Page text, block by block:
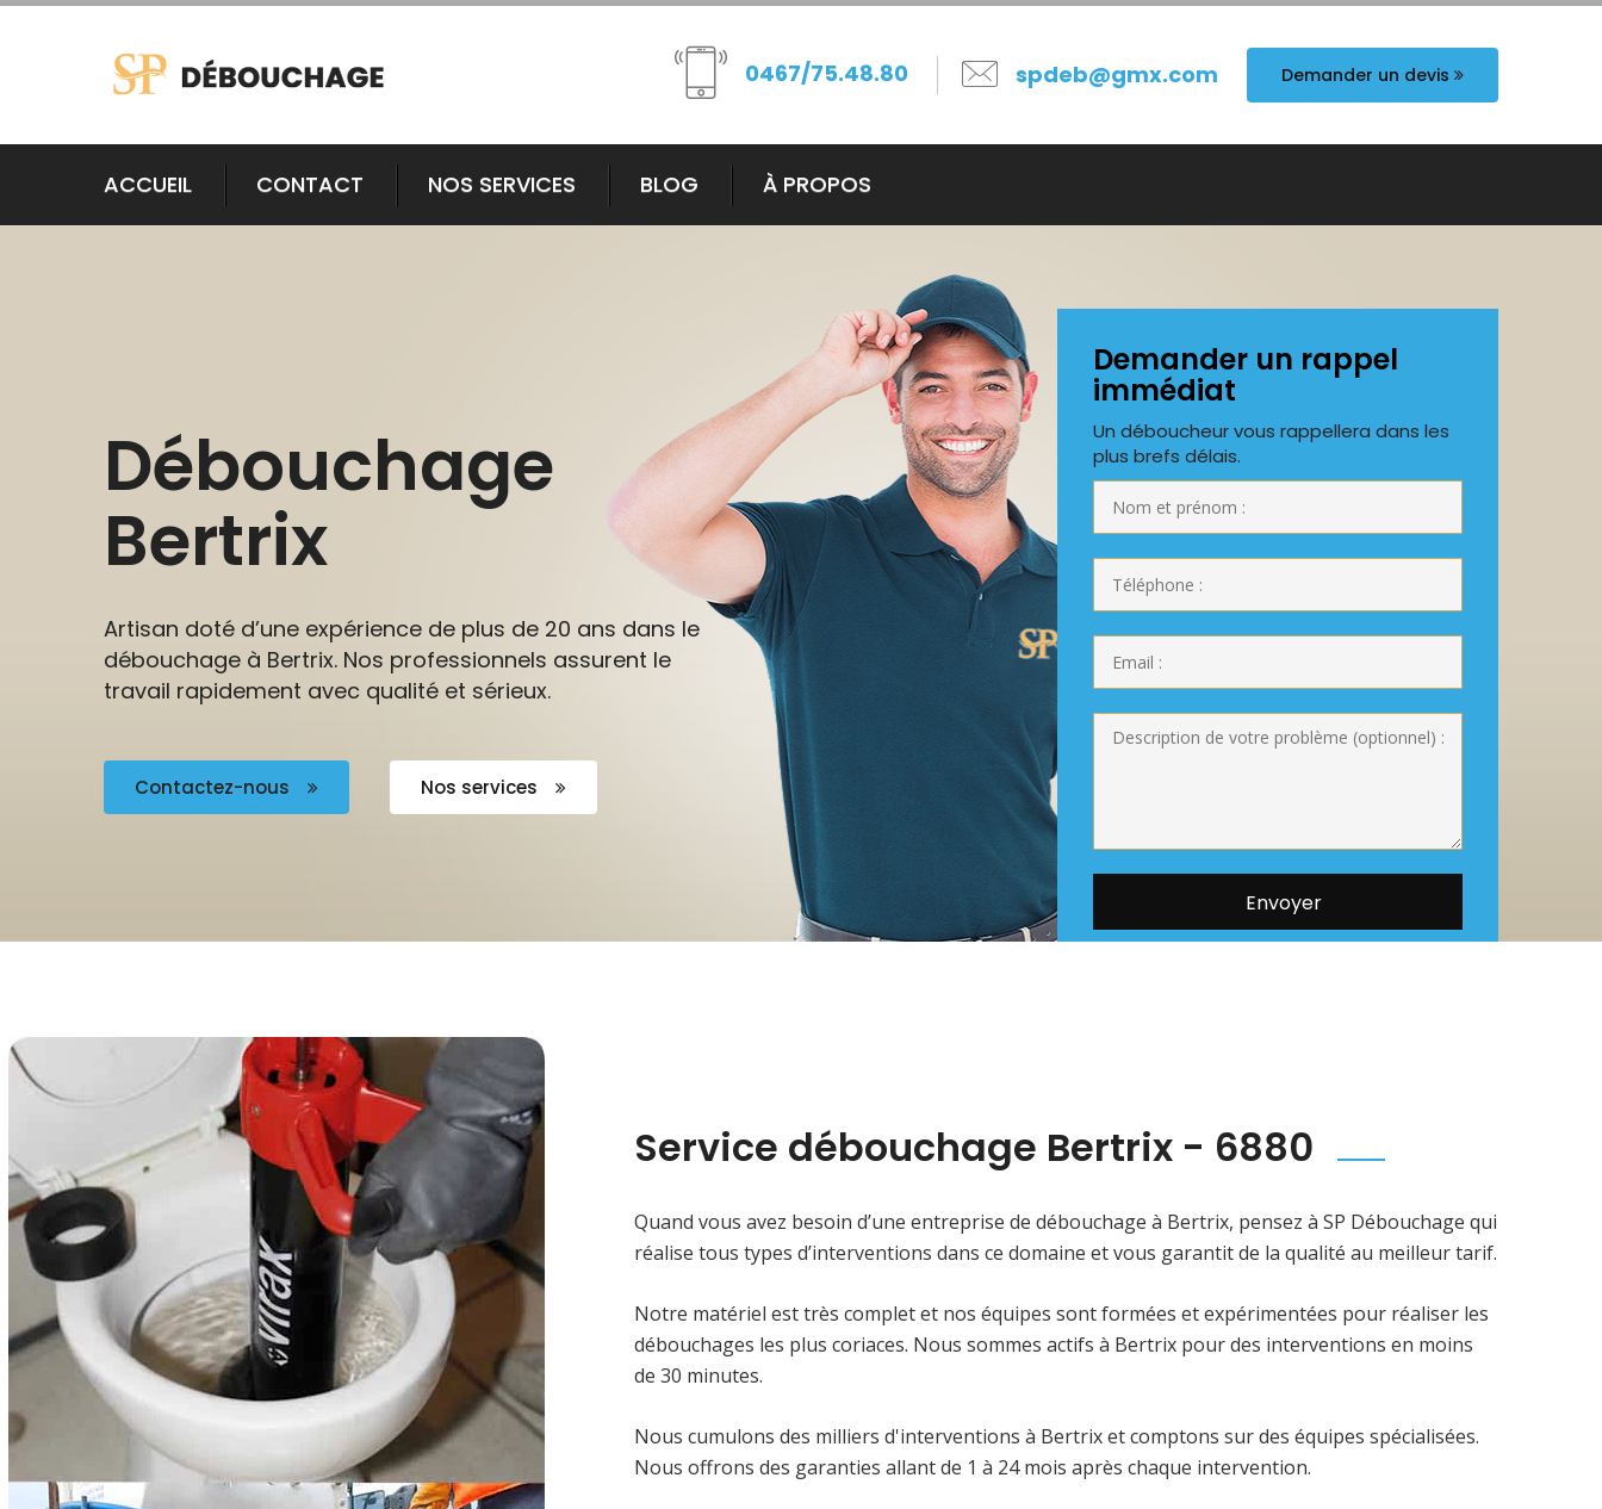
0467/75.48.80 spdeb@gmx.com Demander un devis
ACCUEIL CONTACT NOS SERVICES BLOG À PROPOS
Débouchage
Bertrix
Artisan doté d’une expérience de plus de 20 ans dans le
débouchage à Bertrix. Nos professionnels assurent le
travail rapidement avec qualité et sérieux.
Contactez-nous Nos services
Demander un rappel
immédiat
Un déboucheur vous rappellera dans les
plus brefs délais.
Service débouchage Bertrix - 6880
Quand vous avez besoin d’une entreprise de débouchage à Bertrix, pensez à SP Débouchage qui
réalise tous types d’interventions dans ce domaine et vous garantit de la qualité au meilleur tarif.
Notre matériel est très complet et nos équipes sont formées et expérimentées pour réaliser les
débouchages les plus coriaces. Nous sommes actifs à Bertrix pour des interventions en moins
de 30 minutes.
Nous cumulons des milliers d'interventions à Bertrix et comptons sur des équipes spécialisées.
Nous offrons des garanties allant de 1 à 24 mois après chaque intervention.